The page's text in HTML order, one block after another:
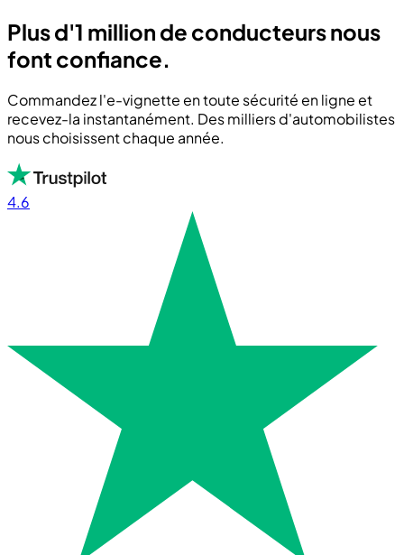
Plus d'1 million de conducteurs nous
font confiance.
Commandez l'e-vignette en toute sécurité en ligne et
recevez-la instantanément. Des milliers d'automobilistes
nous choisissent chaque année.
4.6